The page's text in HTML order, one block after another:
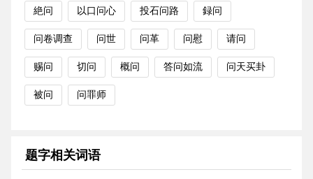
絶问 以口问心 投石问路 録问
问卷调查 问世 问革 问慰 请问
赐问 切问 概问 答问如流 问天买卦
被问 问罪师
题字相关词语